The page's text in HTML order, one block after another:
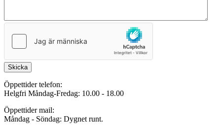
Skicka
Öppettider telefon:
Helgfri Måndag-Fredag: 10.00 - 18.00
Öppettider mail:
Måndag - Söndag: Dygnet runt.